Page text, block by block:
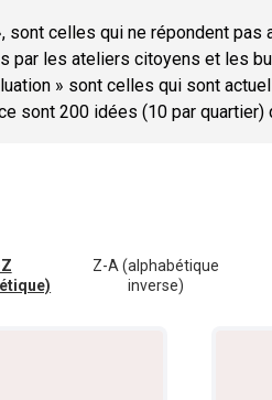
sont celles qui ne répondent
par les ateliers citoyens et les
» sont celles qui sont
sont 200 idées (10 par
Z-A (alphabétique
inverse)